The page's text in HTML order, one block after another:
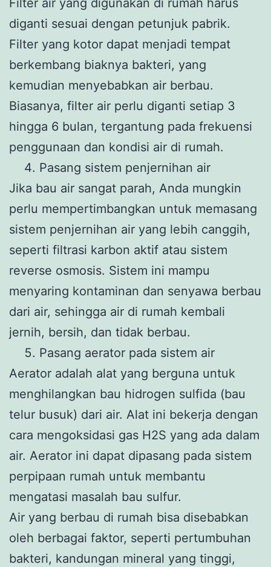
diganti sesuai dengan petunjuk pabrik.
Filter yang kotor dapat menjadi tempat
berkembang biaknya bakteri, yang
kemudian menyebabkan air berbau.
Biasanya, filter air perlu diganti setiap 3
hingga 6 bulan, tergantung pada frekuensi
penggunaan dan kondisi air di rumah.
Pasang sistem penjernihan air
Jika bau air sangat parah, Anda mungkin
perlu mempertimbangkan untuk memasang
sistem penjernihan air yang lebih canggih,
seperti filtrasi karbon aktif atau sistem
reverse osmosis. Sistem ini mampu
menyaring kontaminan dan senyawa berbau
dari air, sehingga air di rumah kembali
jernih, bersih, dan tidak berbau.
Pasang aerator pada sistem air
Aerator adalah alat yang berguna untuk
menghilangkan bau hidrogen sulfida (bau
telur busuk) dari air. Alat ini bekerja dengan
cara mengoksidasi gas H2S yang ada dalam
air. Aerator ini dapat dipasang pada sistem
perpipaan rumah untuk membantu
mengatasi masalah bau sulfur.
Air yang berbau di rumah bisa disebabkan
oleh berbagai faktor, seperti pertumbuhan
bakteri, kandungan mineral yang tinggi,